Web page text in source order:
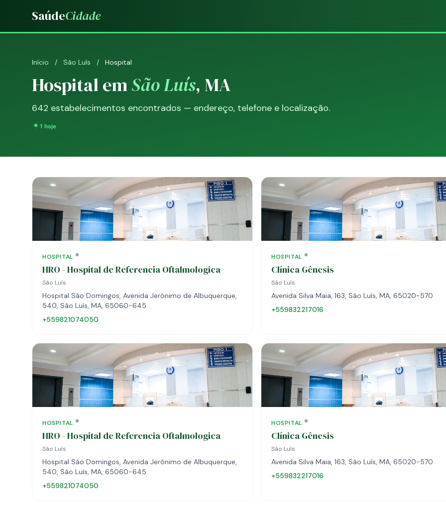
SaúdeCidade
Início / São Luís / Hospital
Hospital emSão Luís, MA
642 estabelecimentos encontrados — endereço, telefone e localização.
HOSPITAL
HRO - Hospital de Referencia Oftalmologica
São Luís
Hospital São Domingos, Avenida Jerônimo de Albuquerque,
540, São Luís, MA, 65060-645
+559821074050
HOSPITAL
Clínica Gênesis
São Luís
Avenida Silva Maia, 163, São Luís, MA, 65020-570
+559832217016
HOSPITAL
HRO - Hospital de Referencia Oftalmologica
São Luís
Hospital São Domingos, Avenida Jerônimo de Albuquerque,
540, São Luís, MA, 65060-645
+559821074050
HOSPITAL
Clínica Gênesis
São Luís
Avenida Silva Maia, 163, São Luís, MA, 65020-570
+559832217016